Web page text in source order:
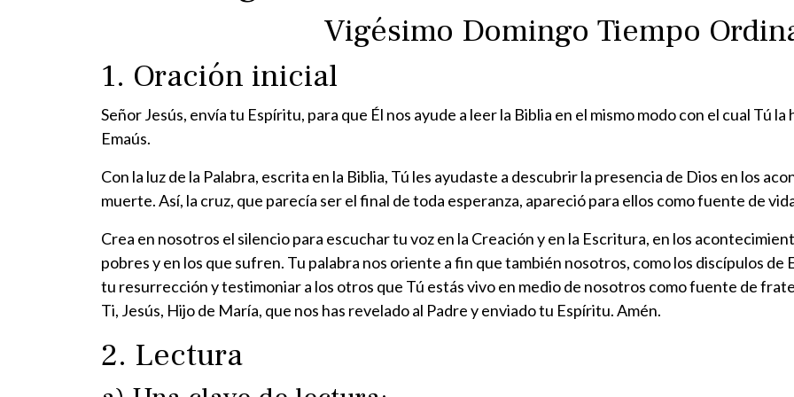
Vigésimo Domingo Tiempo
1. Oración inicial
Señor Jesús, envía tu Espíritu, para que Él nos ayude a leer la Biblia en el mismo modo con el cual Tú
Emaús.
Con la luz de la Palabra, escrita en la Biblia, Tú les ayudaste a descubrir la presencia de Dios en los
muerte. Así, la cruz, que parecía ser el final de toda esperanza, apareció para ellos como fuente de
Crea en nosotros el silencio para escuchar tu voz en la Creación y en la Escritura, en los
pobres y en los que sufren. Tu palabra nos oriente a fin que también nosotros, como los discípulos de
tu resurrección y testimoniar a los otros que Tú estás vivo en medio de nosotros como fuente de
Ti, Jesús, Hijo de María, que nos has revelado al Padre y enviado tu Espíritu. Amén.
2. Lectura